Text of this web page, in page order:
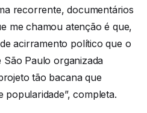
recorrente, documentários
me chamou atenção é que,
acirramento político que o
São Paulo organizada
tão bacana que
popularidade”, completa.